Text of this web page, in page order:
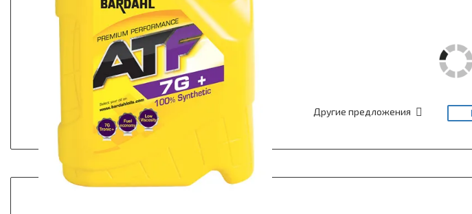
Другие предложения